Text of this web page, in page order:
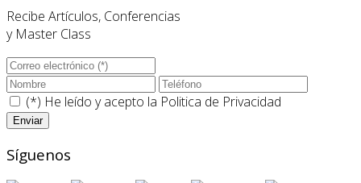
Recibe Artículos, Conferencias
y Master Class
(*) He leído y acepto la Politica de Privacidad
Síguenos